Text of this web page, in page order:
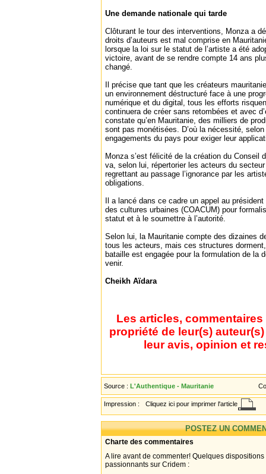
Une demande nationale qui tarde
Clôturant le tour des interventions, Monza a
droits d’auteurs est mal comprise en
lorsque la loi sur le statut de l’artiste a été
victoire, avant de se rendre compte 14 ans
changé.
Il précise que tant que les créateurs
un environnement déstructuré face à une
numérique et du digital, tous les efforts
continuera de créer sans retombées et avec
constate qu’en Mauritanie, des milliers de
sont pas monétisées. D’où la nécessité,
engagements du pays pour exiger leur
Monza s’est félicité de la création du Conseil
va, selon lui, répertorier les acteurs du
regrettant au passage l’ignorance par les
obligations.
Il a lancé dans ce cadre un appel au
des cultures urbaines (COACUM) pour
statut et à le soumettre à l’autorité.
Selon lui, la Mauritanie compte des dizaines
tous les acteurs, mais ces structures
bataille est engagée pour la formulation de la
venir.
Cheikh Aïdara
Les articles,
propriété de leur(s)
leur avis, opinion et
Source : L'Authentique - Mauritanie
Impression : Cliquez ici pour imprimer l'article
POSTEZ UN
Charte des commentaires
A lire avant de commenter! Quelques
passionnants sur Cridem :